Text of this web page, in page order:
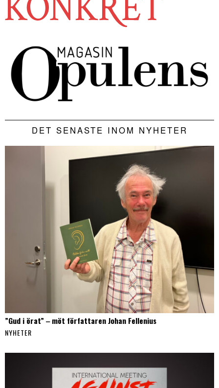
DET SENASTE INOM NYHETER
”Gud i örat” ‒ möt författaren Johan Fellenius
NYHETER